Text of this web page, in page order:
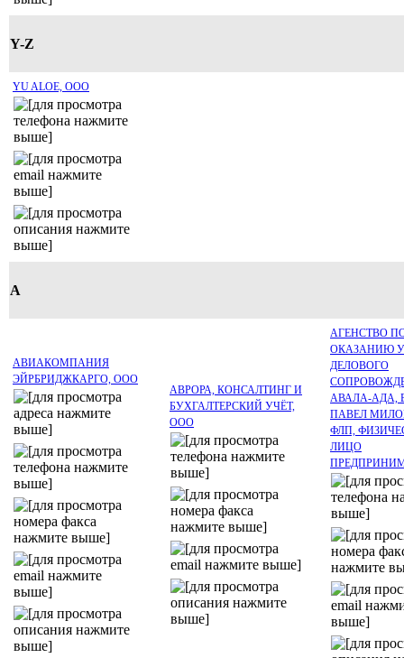
Y-Z
YU ALOE, ОOO
А
АВИАКОМПАНИЯ
ЭЙРБРИДЖКАРГО, ООО
АВРОРА, КОНСАЛТИНГ И
БУХГАЛТЕРСКИЙ УЧЁТ,
ООО
АГЕНСТВО
ОКАЗАНИЮ
ДЕЛОВОГО
АВАЛА-АДА,
ПАВЕЛ
ФЛП,
ЛИЦО